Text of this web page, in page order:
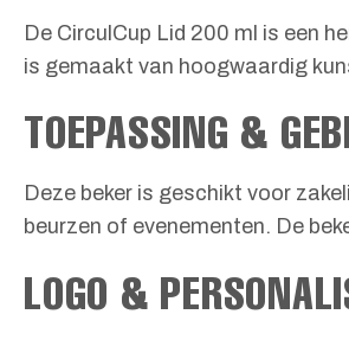
De CirculCup Lid 200 ml is een
is gemaakt van hoogwaardig
TOEPASSING &
Deze beker is geschikt voor
beurzen of evenementen. De
LOGO &